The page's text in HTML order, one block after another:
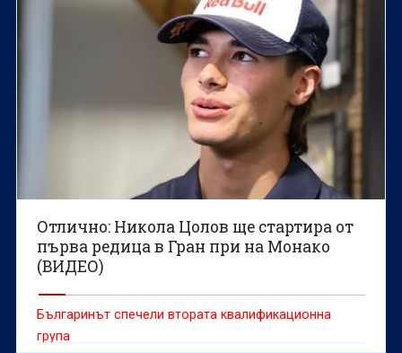
Отлично: Никола Цолов ще стартира от
първа редица в Гран при на Монако
(ВИДЕО)
Българинът спечели втората квалификационна
група